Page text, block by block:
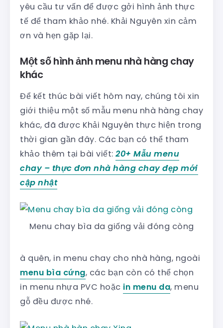
yêu cầu tư vấn để được gởi hình ảnh thực
tế để tham khảo nhé. Khải Nguyên xin cảm
ơn và hẹn gặp lại.
Một số hình ảnh menu nhà hàng chay
khác
Để kết thúc bài viết hôm nay, chúng tôi xin
giới thiệu một số mẫu menu nhà hàng chay
khác, đã được Khải Nguyên thực hiện trong
thời gian gần đây. Các bạn có thể tham
khảo thêm tại bài viết: 20+ Mẫu menu
chay – thực đơn nhà hàng chay đẹp mới
cập nhật
Menu chay bìa da giống vải đóng còng
à quên, in menu chay cho nhà hàng, ngoài
menu bìa cứng, các bạn còn có thể chọn
in menu nhựa PVC hoặc in menu da, menu
gỗ đều được nhé.